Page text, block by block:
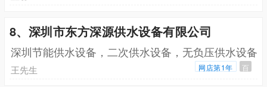
8、深圳市东方深源供水设备有限公司
深圳节能供水设备，二次供水设备，无负压供水设备
王先生 网店第1年 百